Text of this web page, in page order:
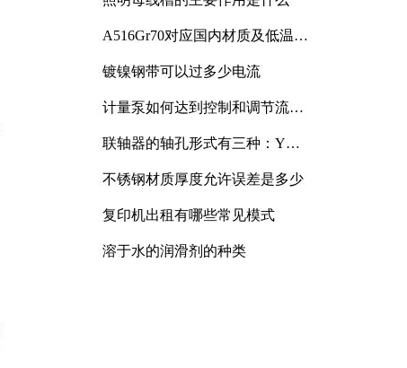
A516Gr70对应国内材质及低温冲
镀镍钢带可以过多少电流
计量泵如何达到控制和调节流量
联轴器的轴孔形式有三种：Y
不锈钢材质厚度允许误差是多少
复印机出租有哪些常见模式
溶于水的润滑剂的种类